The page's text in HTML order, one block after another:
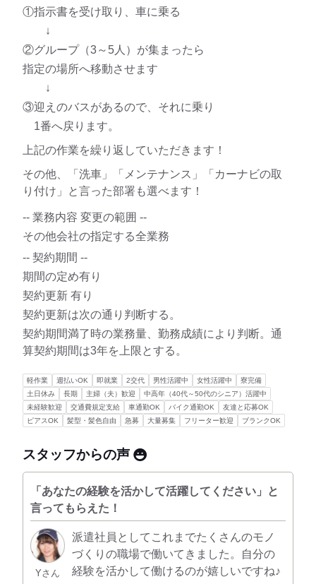
①指示書を受け取り、車に乗る
↓
②グループ（3～5人）が集まったら
指定の場所へ移動させます
↓
③迎えのバスがあるので、それに乗り
1番へ戻ります。
上記の作業を繰り返していただきます！
その他、「洗車」「メンテナンス」「カーナビの取
り付け」と言った部署も選べます！
-- 業務内容 変更の範囲 --
その他会社の指定する全業務
-- 契約期間 --
期間の定め有り
契約更新 有り
契約更新は次の通り判断する。
契約期間満了時の業務量、勤務成績により判断。通
算契約期間は3年を上限とする。
軽作業 週払いOK 即就業 2交代 男性活躍中 女性活躍中
寮完備
土日休み
長期 主婦（夫）歓迎
中高年（40代～50代のシニア）活躍中
未経験歓迎
交通費規定支給 車通勤OK バイク通勤OK
友達と応募OK
ピアスOK
髪型・髪色自由 急募 大量募集 フリーター歓迎 ブランクOK
スタッフからの声
「あなたの経験を活かして活躍してください」と
言ってもらえた！
Yさん
派遣社員としてこれまでたくさんのモノ
づくりの職場で働いてきました。自分の
経験を活かして働けるのが嬉しいですね♪